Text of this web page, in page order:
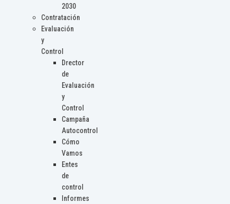
2030
Contratación
Evaluación
y
Control
Drector
de
Evaluación
y
Control
Campaña
Autocontrol
Cómo
Vamos
Entes
de
control
Informes